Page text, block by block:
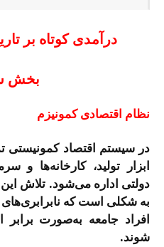
درآمدی کوتاه بر
بخش
نظام اقتصادی کمونیزم
در سیستم اقتصاد کمونیستی
ابزار تولید، کارخانه‌ها و
دولتی اداره می‌شود. تلاش
به شکلی است که
افراد جامعه به‌صورت برابر
شوند.